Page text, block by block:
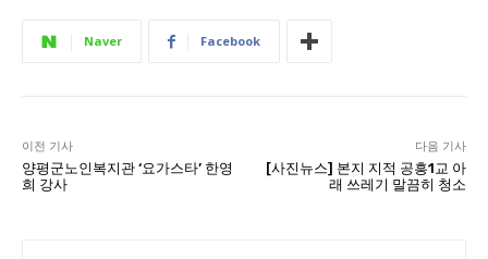
Naver Facebook
이전 기사
양평군노인복지관 ‘요가스타’ 한영
희 강사
다음 기사
[사진뉴스] 본지 지적 공흥1교 아
래 쓰레기 말끔히 청소